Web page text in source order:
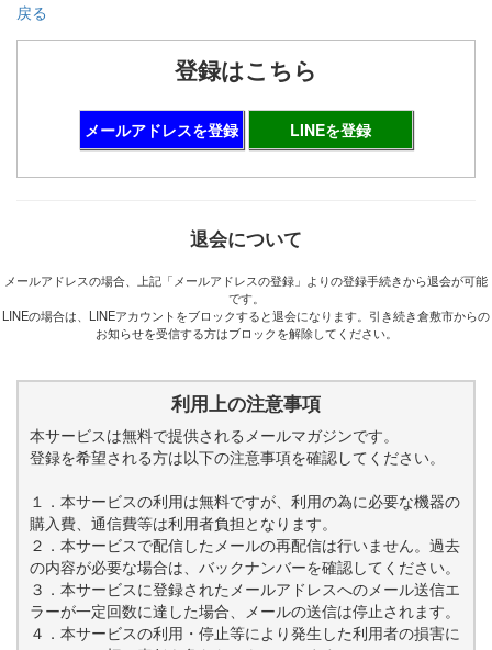
戻る
登録はこちら
メールアドレスを登録 LINEを登録
退会について
メールアドレスの場合、上記「メールアドレスの登録」よりの登録手続きから退会が可能
です。
LINEの場合は、LINEアカウントをブロックすると退会になります。引き続き倉敷市からの
お知らせを受信する方はブロックを解除してください。
利用上の注意事項
本サービスは無料で提供されるメールマガジンです。
登録を希望される方は以下の注意事項を確認してください。
１．本サービスの利用は無料ですが、利用の為に必要な機器の
購入費、通信費等は利用者負担となります。
２．本サービスで配信したメールの再配信は行いません。過去
の内容が必要な場合は、バックナンバーを確認してください。
３．本サービスに登録されたメールアドレスへのメール送信エ
ラーが一定回数に達した場合、メールの送信は停止されます。
４．本サービスの利用・停止等により発生した利用者の損害に